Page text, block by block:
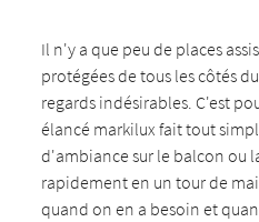
Il n'y a que peu de places
protégées de tous les côtés
regards indésirables. C'est
élancé markilux fait tout
d'ambiance sur le balcon ou
rapidement en un tour de
quand on en a besoin et